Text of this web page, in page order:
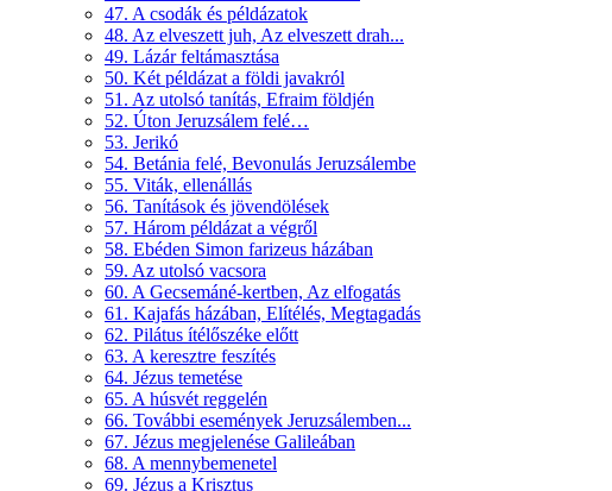
47. A csodák és példázatok
48. Az elveszett juh, Az elveszett drah...
49. Lázár feltámasztása
50. Két példázat a földi javakról
51. Az utolsó tanítás, Efraim földjén
52. Úton Jeruzsálem felé…
53. Jerikó
54. Betánia felé, Bevonulás Jeruzsálembe
55. Viták, ellenállás
56. Tanítások és jövendölések
57. Három példázat a végről
58. Ebéden Simon farizeus házában
59. Az utolsó vacsora
60. A Gecsemáné-kertben, Az elfogatás
61. Kajafás házában, Elítélés, Megtagadás
62. Pilátus ítélőszéke előtt
63. A keresztre feszítés
64. Jézus temetése
65. A húsvét reggelén
66. További események Jeruzsálemben...
67. Jézus megjelenése Galileában
68. A mennybemenetel
69. Jézus a Krisztus